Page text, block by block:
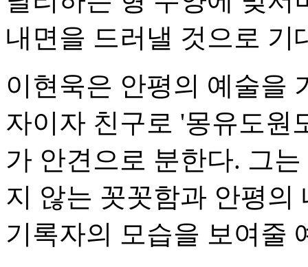
내면을 드러낼 것으로 기
이현욱은 안평의 예술을
자이자 친구로 '몽유도원
가 안견으로 분한다. 그
지 않는 꼿꼿함과 안평의
기록자의 모습을 보여줄